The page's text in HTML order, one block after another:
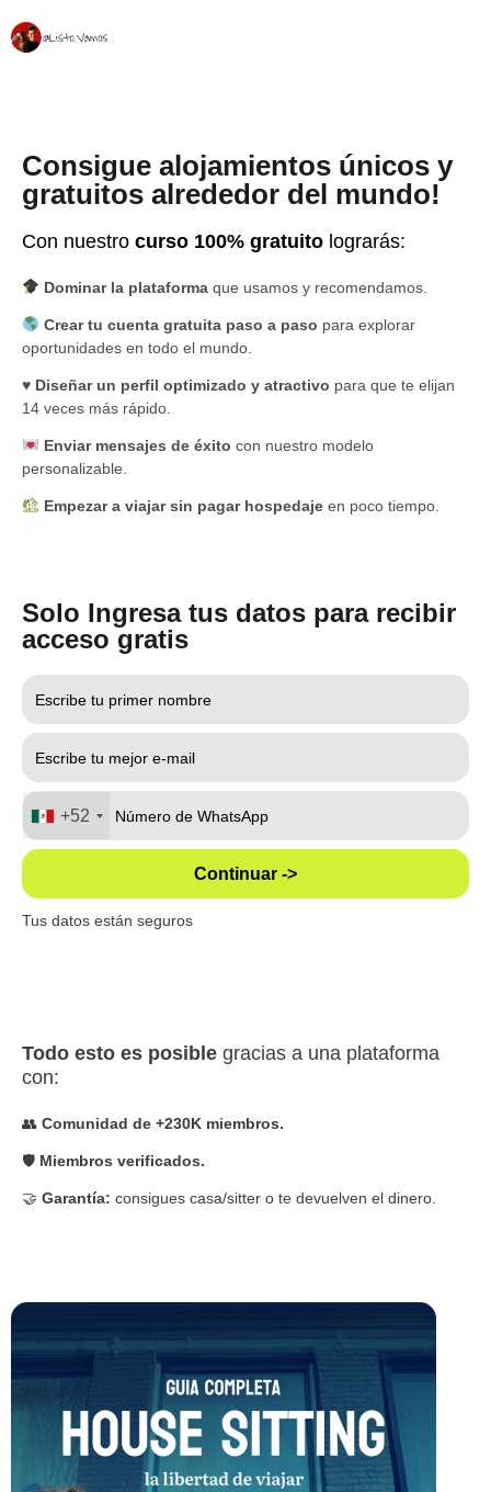
Consigue alojamientos únicos y
gratuitos alrededor del mundo!
Con nuestro curso 100% gratuito lograrás:
Dominar la plataformaque usamos y recomendamos.
Crear tu cuenta gratuita paso a paso para explorar
oportunidades en todo el mundo.
♥️ Diseñar un perfil optimizado y atractivo para que te elijan
14 veces más rápido.
Enviar mensajes de éxito con nuestro modelo
personalizable.
Empezar a viajar sin pagar hospedaje en poco tiempo.
Solo Ingresa tus datos para recibir
acceso gratis
+52
Continuar ->
Tus datos están seguros
Todo esto es posible gracias a una plataforma
con:
👥 Comunidad de +230K miembros.
🛡️ Miembros verificados.
🤝 Garantía: consigues casa/sitter o te devuelven el dinero.